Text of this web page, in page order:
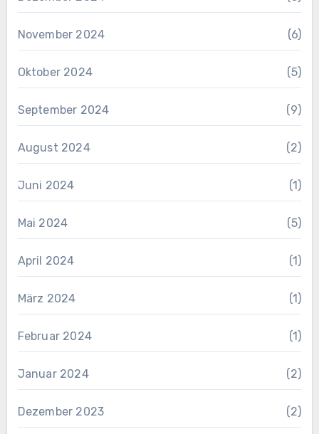
November 2024 (6)
Oktober 2024 (5)
September 2024 (9)
August 2024 (2)
Juni 2024 (1)
Mai 2024 (5)
April 2024 (1)
März 2024 (1)
Februar 2024 (1)
Januar 2024 (2)
Dezember 2023 (2)